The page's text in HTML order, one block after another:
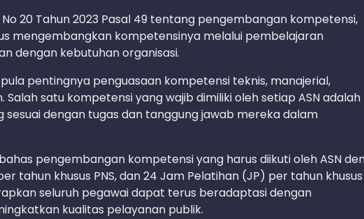
20 Tahun 2023 Pasal 49 tentang pengembangan kompetensi,
mengembangkan kompetensinya melalui pembelajaran
dengan kebutuhan organisasi.
pentingnya penguasaan kompetensi teknis, manajerial,
satu kompetensi yang wajib dimiliki oleh setiap ASN adalah
dengan tugas dan tanggung jawab mereka dalam
pengembangan kompetensi yang harus diikuti oleh ASN
tahun khusus PNS, dan 24 Jam Pelatihan (JP) per tahun khusus
seluruh pegawai dapat terus beradaptasi dengan
kualitas pelayanan publik.